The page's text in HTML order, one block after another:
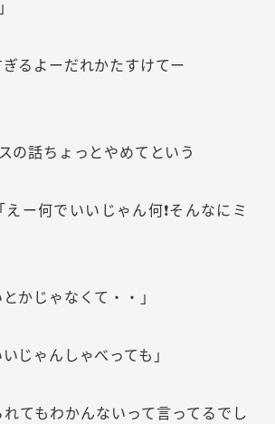
るよーだれかたすけてー
の話ちょっとやめてという
ー何でいいじゃん何❗️そんなにミ
かじゃなくて・・」
じゃんしゃべっても」
れてもわかんないって言ってるでし